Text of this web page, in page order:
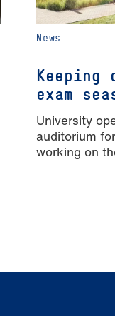
News
Keeping
exam
University
auditorium
working on